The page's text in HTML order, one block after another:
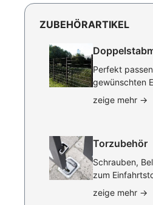
ZUBEHÖRARTIKEL
Perfekt
gewünschten
zeige mehr →
Torzubehör
Schrauben,
zum
zeige mehr →